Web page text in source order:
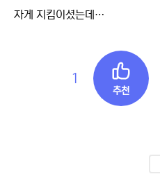
자게 지킴이셨는데…
1
추천